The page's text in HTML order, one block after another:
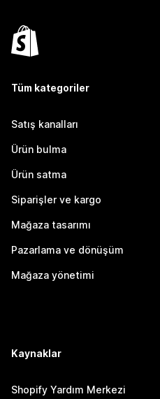
Tüm kategoriler
Satış kanalları
Ürün bulma
Ürün satma
Siparişler ve kargo
Mağaza tasarımı
Pazarlama ve dönüşüm
Mağaza yönetimi
Kaynaklar
Shopify Yardım Merkezi